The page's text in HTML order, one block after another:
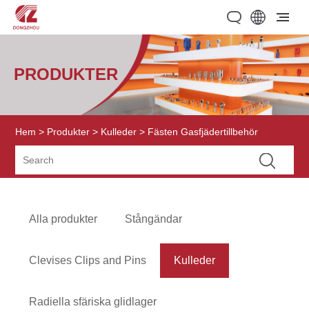
PRODUKTER
Hem > Produkter > Kulleder > Fästen Gasfjädertillbehör
Alla produkter Stångändar
Clevises Clips and Pins Kulleder
Radiella sfäriska glidlager